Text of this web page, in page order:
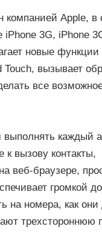
Apple, в
3G, iPhone
новые
вызывает
все
каждый
вызову контакты,
веб-браузере,
громкой
на номера, как они
трехстороннюю